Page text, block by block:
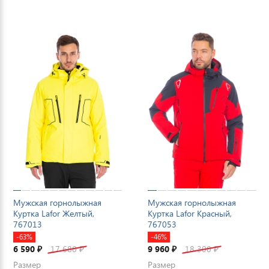
Мужская горнолыжная
Куртка Lafor Желтый,
767013
-63%
6 590 ₽ 17 680₽
Размер
Мужская горнолыжная
Куртка Lafor Красный,
767053
-46%
9 960 ₽ 18 300₽
Размер